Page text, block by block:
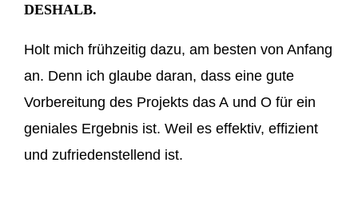
DESHALB.
Holt mich frühzeitig dazu, am besten von Anfang
an. Denn ich glaube daran, dass eine gute
Vorbereitung des Projekts das A und O für ein
geniales Ergebnis ist. Weil es effektiv, effizient
und zufriedenstellend ist.